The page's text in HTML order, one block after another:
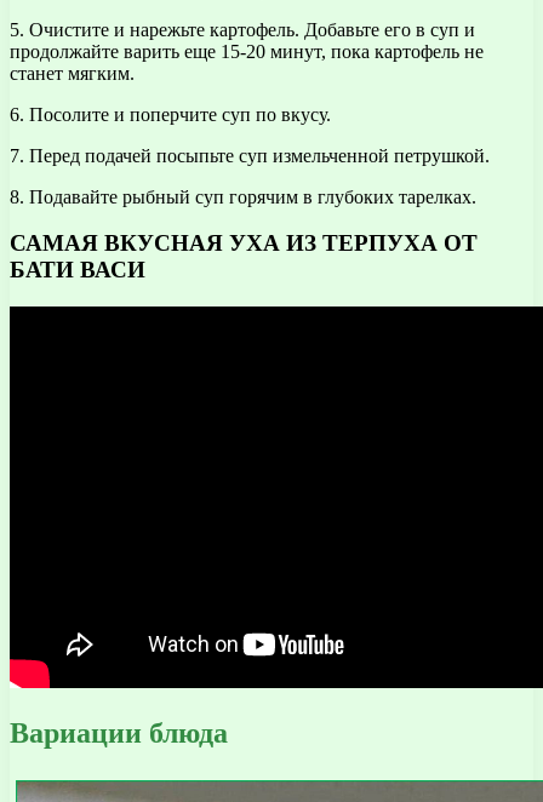
5. Очистите и нарежьте картофель. Добавьте его в суп и
продолжайте варить еще 15-20 минут, пока картофель не
станет мягким.
6. Посолите и поперчите суп по вкусу.
7. Перед подачей посыпьте суп измельченной петрушкой.
8. Подавайте рыбный суп горячим в глубоких тарелках.
САМАЯ ВКУСНАЯ УХА ИЗ ТЕРПУХА ОТ
БАТИ ВАСИ
Вариации блюда